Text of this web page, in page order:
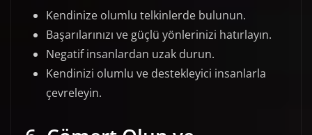
Kendinize olumlu telkinlerde bulunun.
Başarılarınızı ve güçlü yönlerinizi hatırlayın.
Negatif insanlardan uzak durun.
Kendinizi olumlu ve destekleyici insanlarla
çevreleyin.